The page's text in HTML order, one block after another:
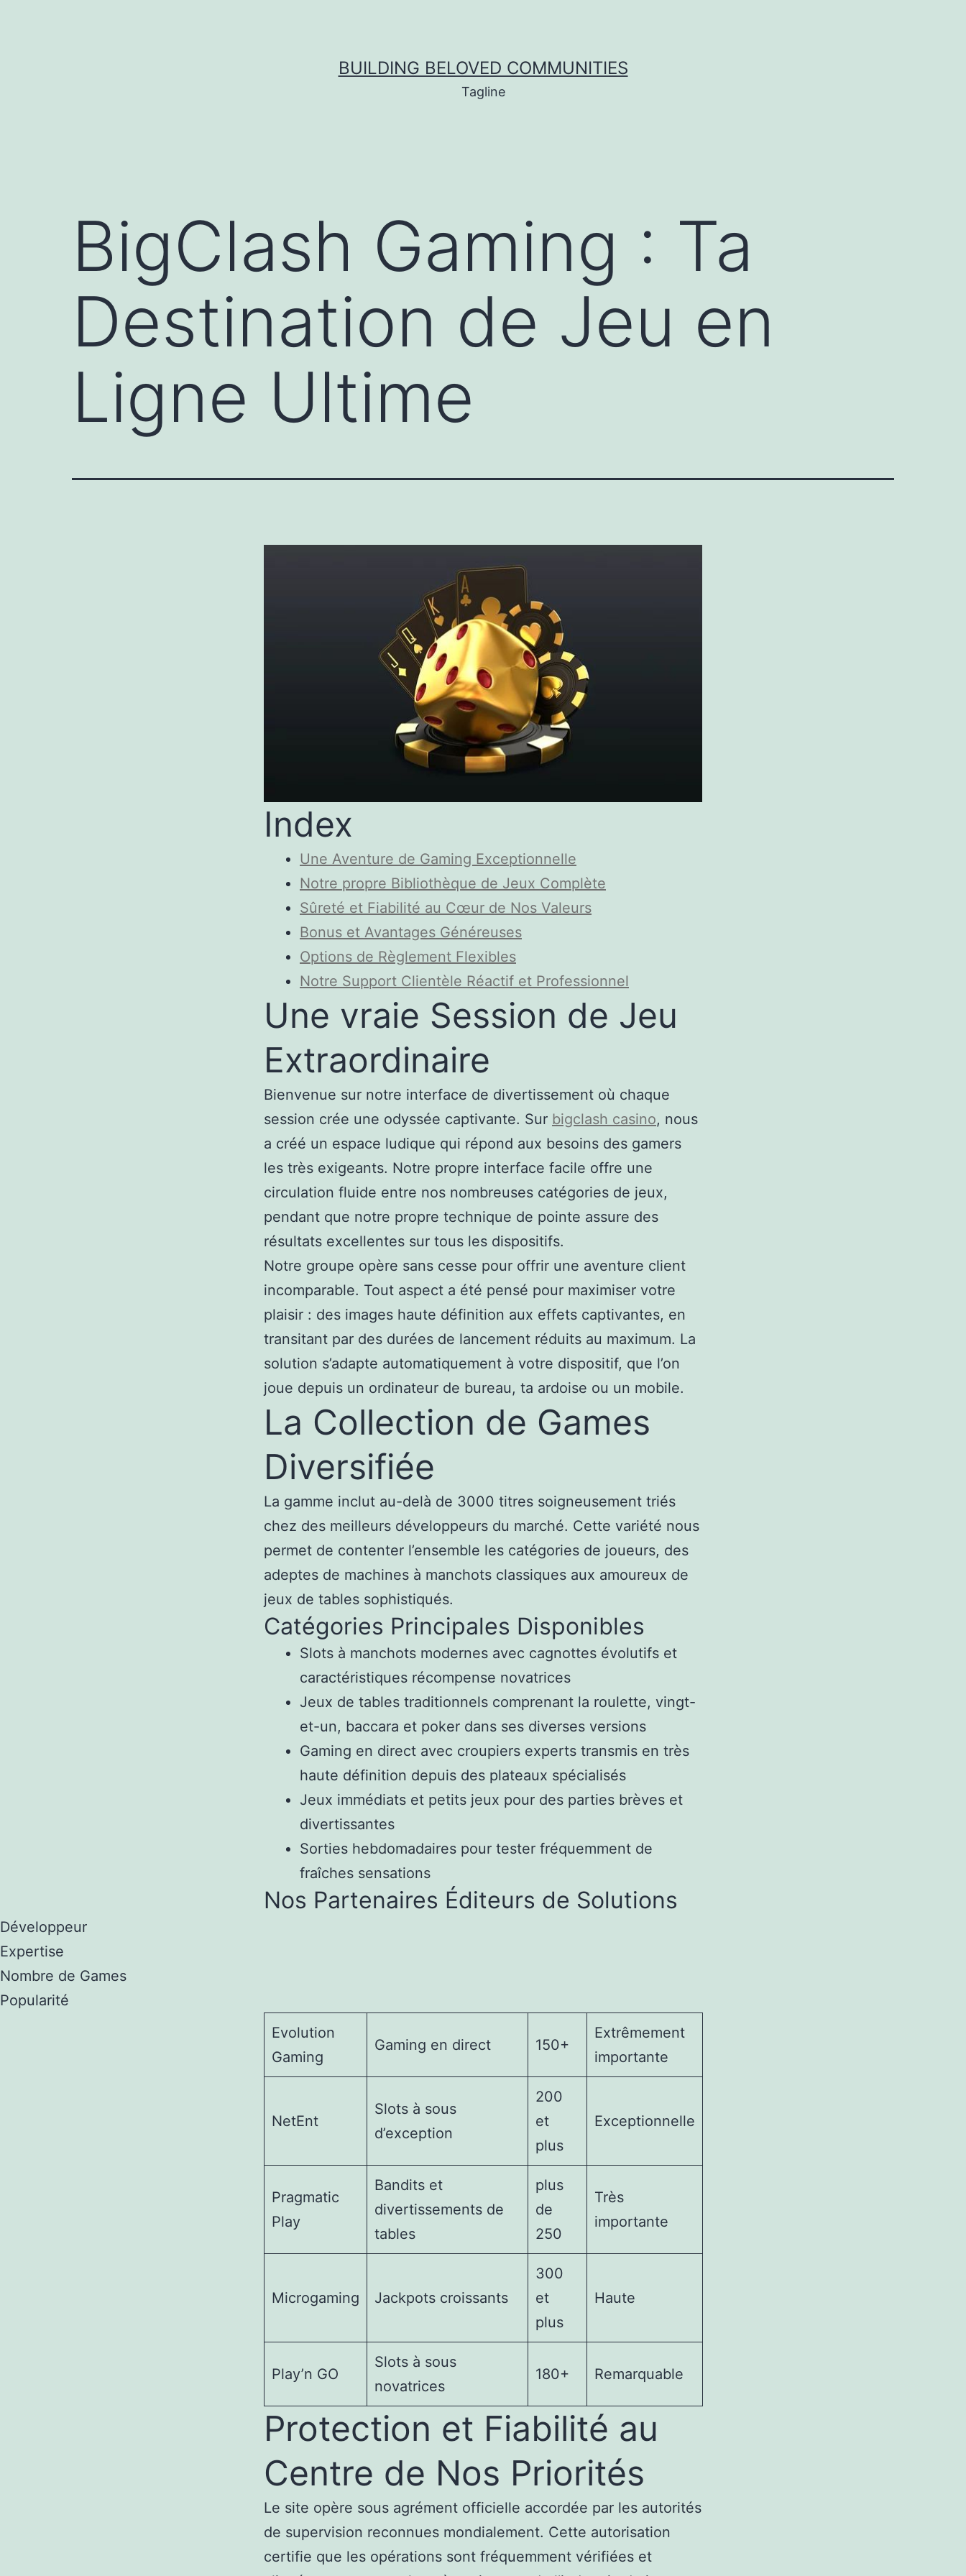
BUILDING BELOVED COMMUNITIES
Tagline
BigClash Gaming : Ta
Destination de Jeu en
Ligne Ultime
Index
Une Aventure de Gaming Exceptionnelle
Notre propre Bibliothèque de Jeux Complète
Sûreté et Fiabilité au Cœur de Nos Valeurs
Bonus et Avantages Généreuses
Options de Règlement Flexibles
Notre Support Clientèle Réactif et Professionnel
Une vraie Session de Jeu
Extraordinaire
Bienvenue sur notre interface de divertissement où chaque
session crée une odyssée captivante. Sur bigclash casino, nous
a créé un espace ludique qui répond aux besoins des gamers
les très exigeants. Notre propre interface facile offre une
circulation fluide entre nos nombreuses catégories de jeux,
pendant que notre propre technique de pointe assure des
résultats excellentes sur tous les dispositifs.
Notre groupe opère sans cesse pour offrir une aventure client
incomparable. Tout aspect a été pensé pour maximiser votre
plaisir : des images haute définition aux effets captivantes, en
transitant par des durées de lancement réduits au maximum. La
solution s’adapte automatiquement à votre dispositif, que l’on
joue depuis un ordinateur de bureau, ta ardoise ou un mobile.
La Collection de Games
Diversifiée
La gamme inclut au-delà de 3000 titres soigneusement triés
chez des meilleurs développeurs du marché. Cette variété nous
permet de contenter l’ensemble les catégories de joueurs, des
adeptes de machines à manchots classiques aux amoureux de
jeux de tables sophistiqués.
Catégories Principales Disponibles
Slots à manchots modernes avec cagnottes évolutifs et
caractéristiques récompense novatrices
Jeux de tables traditionnels comprenant la roulette, vingt-
et-un, baccara et poker dans ses diverses versions
Gaming en direct avec croupiers experts transmis en très
haute définition depuis des plateaux spécialisés
Jeux immédiats et petits jeux pour des parties brèves et
divertissantes
Sorties hebdomadaires pour tester fréquemment de
fraîches sensations
Nos Partenaires Éditeurs de Solutions
Développeur
Expertise
Nombre de Games
Popularité
Evolution
Gaming
Gaming en direct 150+
Extrêmement
importante
NetEnt
Slots à sous
d’exception
200
et
plus
Exceptionnelle
Pragmatic
Play
Bandits et
divertissements de
tables
plus
de
250
Très
importante
Microgaming Jackpots croissants
300
et
plus
Haute
Play’n GO
Slots à sous
novatrices
180+ Remarquable
Protection et Fiabilité au
Centre de Nos Priorités
Le site opère sous agrément officielle accordée par les autorités
de supervision reconnues mondialement. Cette autorisation
certifie que les opérations sont fréquemment vérifiées et